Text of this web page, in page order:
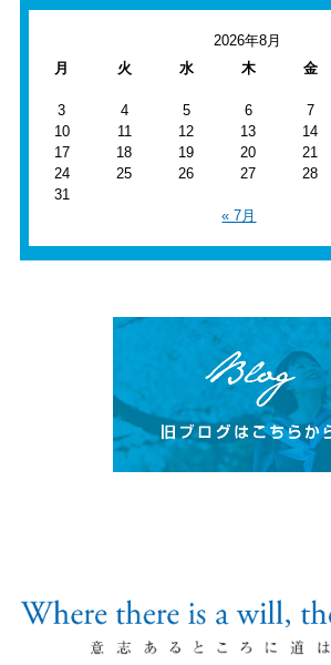
2026年8月
月
火 水 木 金
3
4 5 6 7
10
11 12 13 14
17
18 19 20 21
24
25 26 27 28
31
« 7月